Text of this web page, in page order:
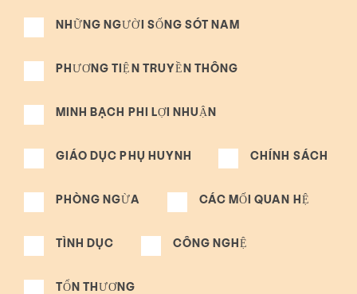
NHỮNG NGƯỜI SỐNG SÓT NAM
PHƯƠNG TIỆN TRUYỀN THÔNG
MINH BẠCH PHI LỢI NHUẬN
GIÁO DỤC PHỤ HUYNH CHÍNH SÁCH
PHÒNG NGỪA CÁC MỐI QUAN HỆ
TÌNH DỤC CÔNG NGHỆ
TỔN THƯƠNG